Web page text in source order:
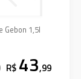
Gebon 1,5l
R$ 43,99